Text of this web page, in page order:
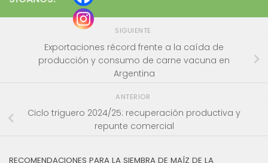
SIGUIENTE
Exportaciones récord frente a la caída de
producción y consumo de carne vacuna en
Argentina
ANTERIOR
Ciclo triguero 2024/25: recuperación productiva y
repunte comercial
RECOMENDACIONES PARA LA SIEMBRA DE MAÍZ DE LA